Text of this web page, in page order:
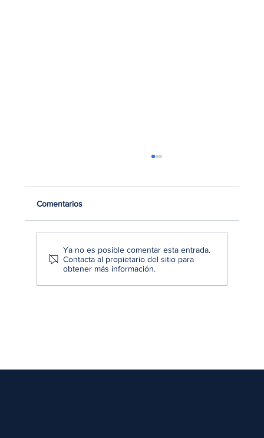
Comentarios
Ya no es posible comentar esta entrada.
Contacta al propietario del sitio para
obtener más información.